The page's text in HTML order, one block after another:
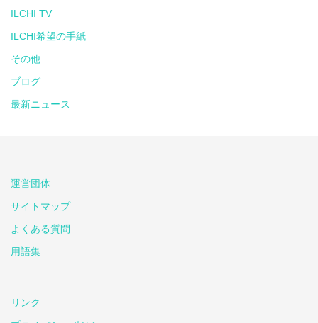
ILCHI TV
ILCHI希望の手紙
その他
ブログ
最新ニュース
運営団体
サイトマップ
よくある質問
用語集
リンク